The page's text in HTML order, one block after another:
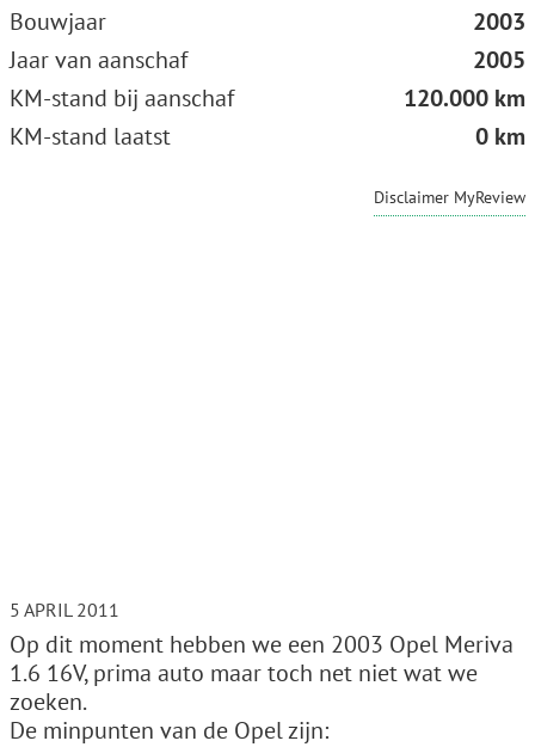
Bouwjaar
2003
Jaar van aanschaf
2005
KM-stand bij aanschaf
120.000 km
KM-stand laatst
0 km
Disclaimer MyReview
5 APRIL 2011
Op dit moment hebben we een 2003 Opel Meriva
1.6 16V, prima auto maar toch net niet wat we
zoeken.
De minpunten van de Opel zijn: